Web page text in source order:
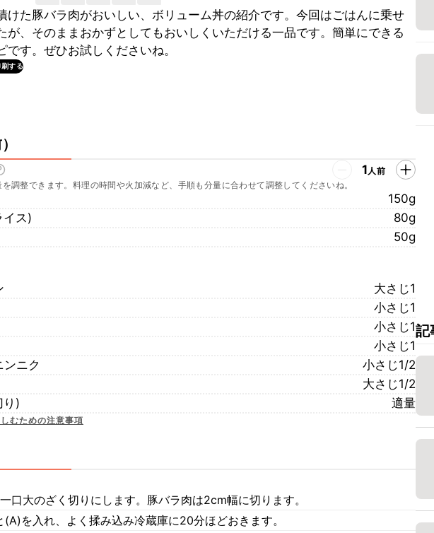
けた豚バラ肉がおいしい、ボリューム丼の紹介です。今回はごはんに乗せ
が、そのままおかずとしてもおいしくいただける一品です。簡単にできる
です。ぜひお試しくださいね。
する
）
1人前
調整できます。料理の時間や火加減など、手順も分量に合わせて調整してくださいね。
150g
イス)
80g
50g
大さじ1
小さじ1
小さじ1
小さじ1
ニク
小さじ1/2
大さじ1/2
り)
適量
むための注意事項
口大のざく切りにします。豚バラ肉は2cm幅に切ります。
(A)を入れ、よく揉み込み冷蔵庫に20分ほどおきます。
記